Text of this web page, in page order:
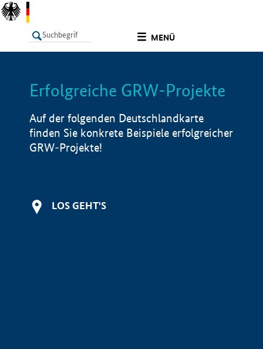
MENÜ
LISTE Info
Erfolgreiche GRW-Projekte
Auf der folgenden Deutschlandkarte
finden Sie konkrete Beispiele erfolgreicher
GRW-Projekte!
LOS GEHT'S